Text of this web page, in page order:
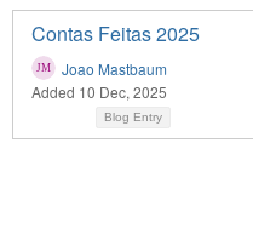
Contas Feitas 2025
Joao Mastbaum
Added 10 Dec, 2025
Blog Entry